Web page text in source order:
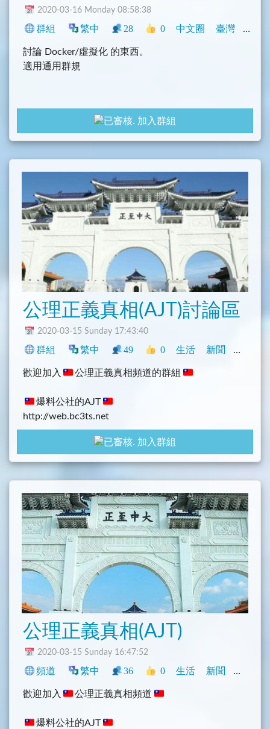
2020-03-16 Monday 08:58:38
群組 繁中 28 0 中文圈 臺灣 程式
討論 Docker/虛擬化 的東西。
適用通用群規
加入群組
公理正義真相(AJT)討論區
2020-03-15 Sunday 17:43:40
群組 繁中 49 0 生活 新聞 中文圈
歡迎加入 公理正義真相頻道的群組
爆料公社的AJT
http://web.bc3ts.net
真實事件評論留言自由分享，社員加入頻道皆可貼
外)和私訊(對方同意除外且必須每次取得同意)，只要
發現或被檢舉，立即删除貼文留言或封鎖，請各位社
員共同糾察檢舉！
完全言論自由，只要不違反社群規範，彩虹黑白藍紅
綠，惟一不歡迎政治正確強迫症患者！各自立場，各
自表述，自由留言分享！沒有為反而反，只有公理正
義真相！希望大家一起做對的事，努力加油吧！
加入群組
公理正義真相(AJT)
2020-03-15 Sunday 16:47:52
頻道 繁中 36 0 生活 新聞 中文圈
歡迎加入 公理正義真相頻道
爆料公社的AJT